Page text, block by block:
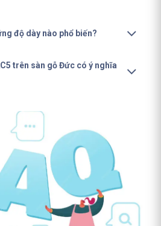
độ dày nào phổ biến?
trên sàn gỗ Đức có ý nghĩa